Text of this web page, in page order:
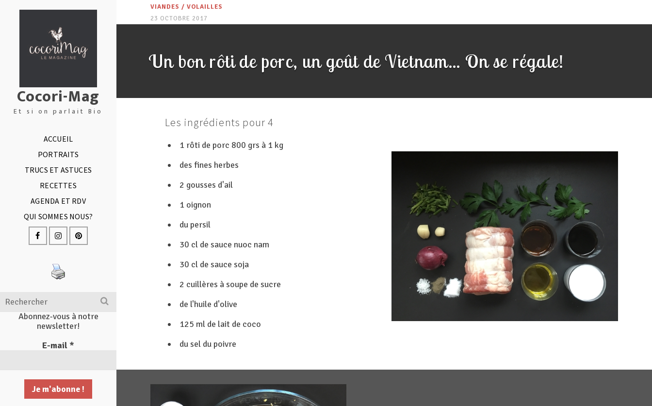
Cocori-Mag
Et si on parlait Bio
ACCUEIL
PORTRAITS
TRUCS ET ASTUCES
RECETTES
AGENDA ET RDV
QUI SOMMES NOUS?
Search
for:
Abonnez-vous à notre
newsletter!
E-mail *
VIANDES / VOLAILLES
23 OCTOBRE 2017
Un bon rôti de porc, un goût de Vietnam... On se régale!
Les ingrédients pour 4
1 rôti de porc 800 grs à 1 kg
des fines herbes
2 gousses d'ail
1 oignon
du persil
30 cl de sauce nuoc nam
30 cl de sauce soja
2 cuillères à soupe de sucre
de l'huile d'olive
125 ml de lait de coco
du sel du poivre